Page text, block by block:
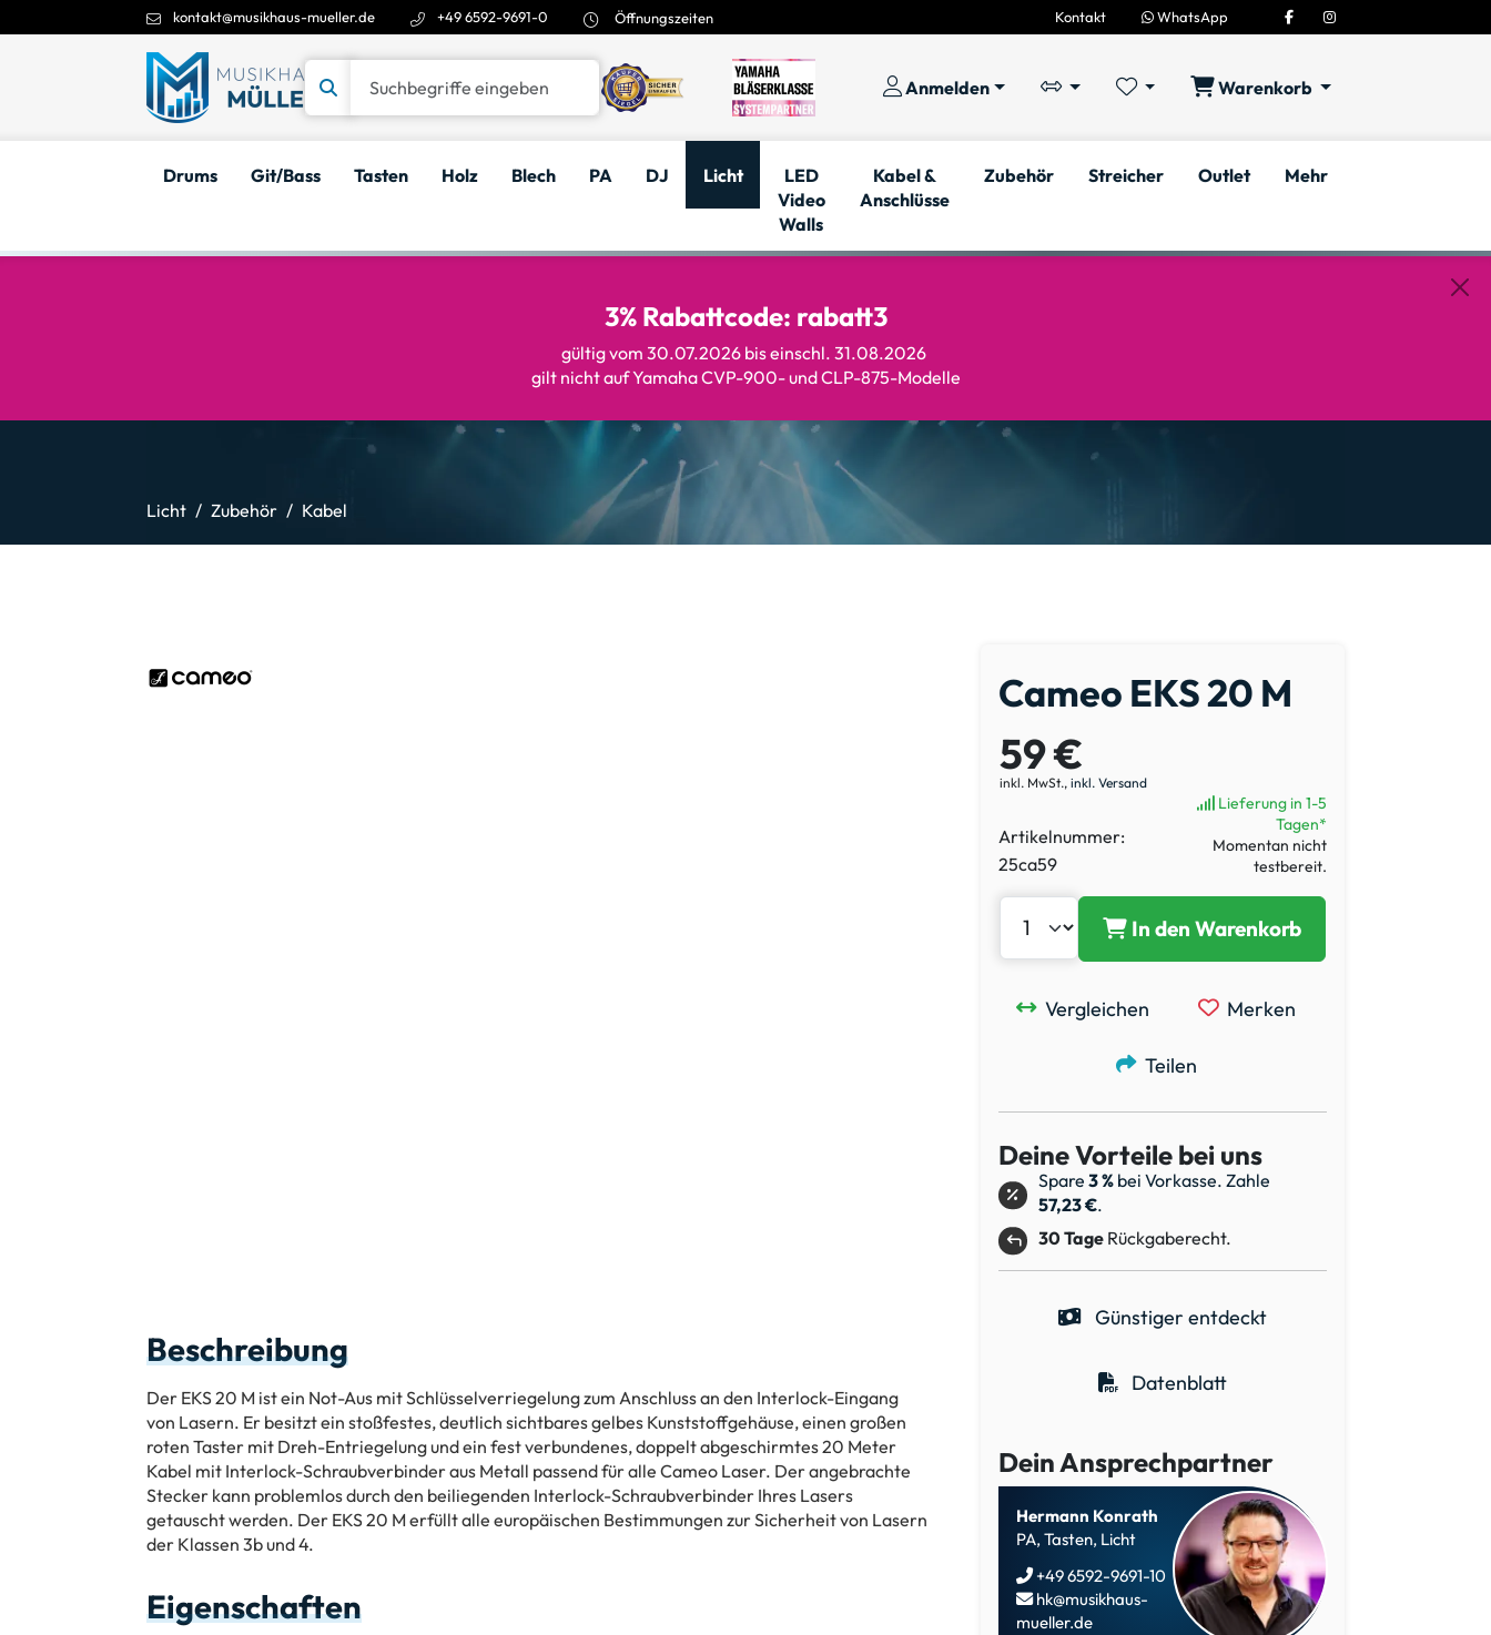
kontakt@musikhaus-mueller.de +49 6592-9691-0 Öffnungszeiten Kontakt WhatsApp
Anmelden Warenkorb
Drums Git/Bass Tasten Holz Blech PA DJ Licht
LED
Video
Walls
Kabel &
Anschlüsse
Zubehör Streicher Outlet Mehr
3% Rabattcode: rabatt3
gültig vom 30.07.2026 bis einschl. 31.08.2026
gilt nicht auf Yamaha CVP-900- und CLP-875-Modelle
Licht Zubehör Kabel
Beschreibung
Der EKS 20 M ist ein Not-Aus mit Schlüsselverriegelung zum Anschluss an den Interlock-Eingang
von Lasern. Er besitzt ein stoßfestes, deutlich sichtbares gelbes Kunststoffgehäuse, einen großen
roten Taster mit Dreh-Entriegelung und ein fest verbundenes, doppelt abgeschirmtes 20 Meter
Kabel mit Interlock-Schraubverbinder aus Metall passend für alle Cameo Laser. Der angebrachte
Stecker kann problemlos durch den beiliegenden Interlock-Schraubverbinder Ihres Lasers
getauscht werden. Der EKS 20 M erfüllt alle europäischen Bestimmungen zur Sicherheit von Lasern
der Klassen 3b und 4.
Eigenschaften
Cameo EKS 20 M
59 €
inkl. MwSt., inkl. Versand
Artikelnummer:
25ca59
Lieferung in 1-5
Tagen*
Momentan nicht
testbereit.
In den Warenkorb
Vergleichen Merken
Teilen
Deine Vorteile bei uns
Spare 3 % bei Vorkasse. Zahle
57,23 €.
30 Tage Rückgaberecht.
Günstiger entdeckt
Datenblatt
Dein Ansprechpartner
Hermann Konrath
PA, Tasten, Licht
+49 6592-9691-10
hk@musikhaus-
mueller.de